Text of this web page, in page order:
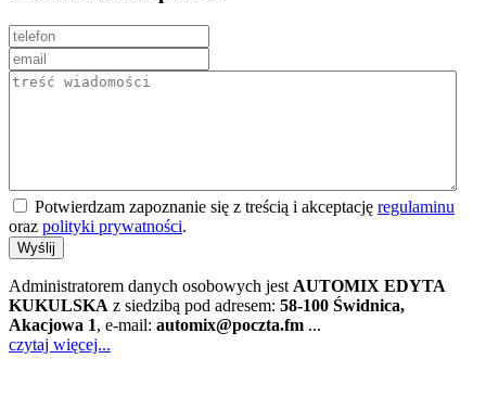
Potwierdzam zapoznanie się z treścią i akceptację regulaminu
oraz polityki prywatności.
Wyślij
Administratorem danych osobowych jest AUTOMIX EDYTA
KUKULSKA z siedzibą pod adresem: 58-100 Świdnica,
Akacjowa 1, e-mail: automix@poczta.fm ...
czytaj więcej...